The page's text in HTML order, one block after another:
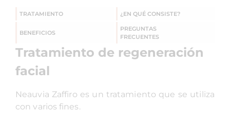
TRATAMIENTO ¿EN QUÉ CONSISTE?
BENEFICIOS
PREGUNTAS
FRECUENTES
Tratamiento de regeneración
facial
Neauvia Zaffiro es un tratamiento que se utiliza
con varios fines.